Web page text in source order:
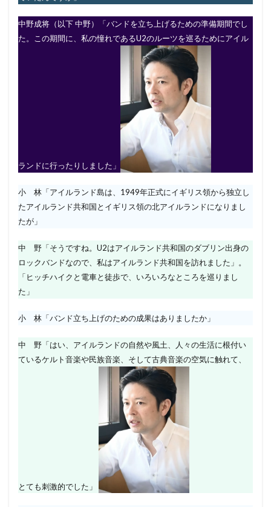
中野成将（以下 中野）「バンドを立ち上げるための準備期間でし
た。この期間に、私の憧れであるU2のルーツを巡るためにアイル
ランドに行ったりしました」
小 林「アイルランド島は、1949年正式にイギリス領から独立し
たアイルランド共和国とイギリス領の北アイルランドになりまし
たが」
中 野「そうですね。U2はアイルランド共和国のダブリン出身の
ロックバンドなので、私はアイルランド共和国を訪れました」。
「ヒッチハイクと電車と徒歩で、いろいろなところを巡りまし
た」
小 林「バンド立ち上げのための成果はありましたか」
中 野「はい、アイルランドの自然や風土、人々の生活に根付い
ているケルト音楽や民族音楽、そして古典音楽の空気に触れて、
とても刺激的でした」